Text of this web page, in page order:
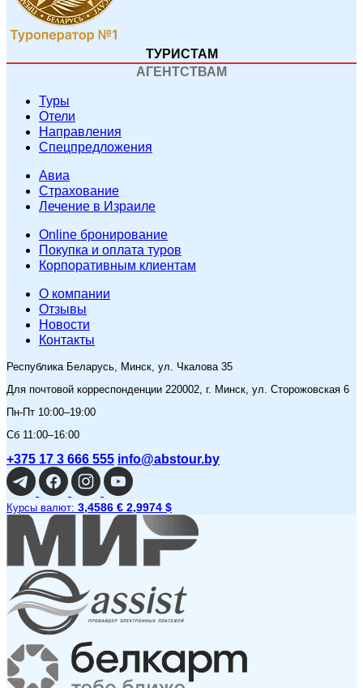
ТУРИСТАМ
АГЕНТСТВАМ
Туры
Отели
Направления
Спецпредложения
Авиа
Страхование
Лечение в Израиле
Online бронирование
Покупка и оплата туров
Корпоративным клиентам
O компании
Отзывы
Новости
Контакты
Республика Беларусь, Минск, ул. Чкалова 35
Для почтовой корреспонденции 220002, г. Минск, ул. Сторожовская 6
Пн-Пт 10:00–19:00
Сб 11:00–16:00
+375 17 3 666 555 info@abstour.by
Курсы валют: 3,4586 € 2,9974 $